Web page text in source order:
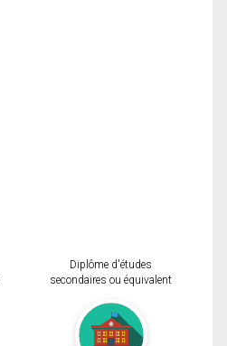
Diplôme d'études
secondaires ou équivalent